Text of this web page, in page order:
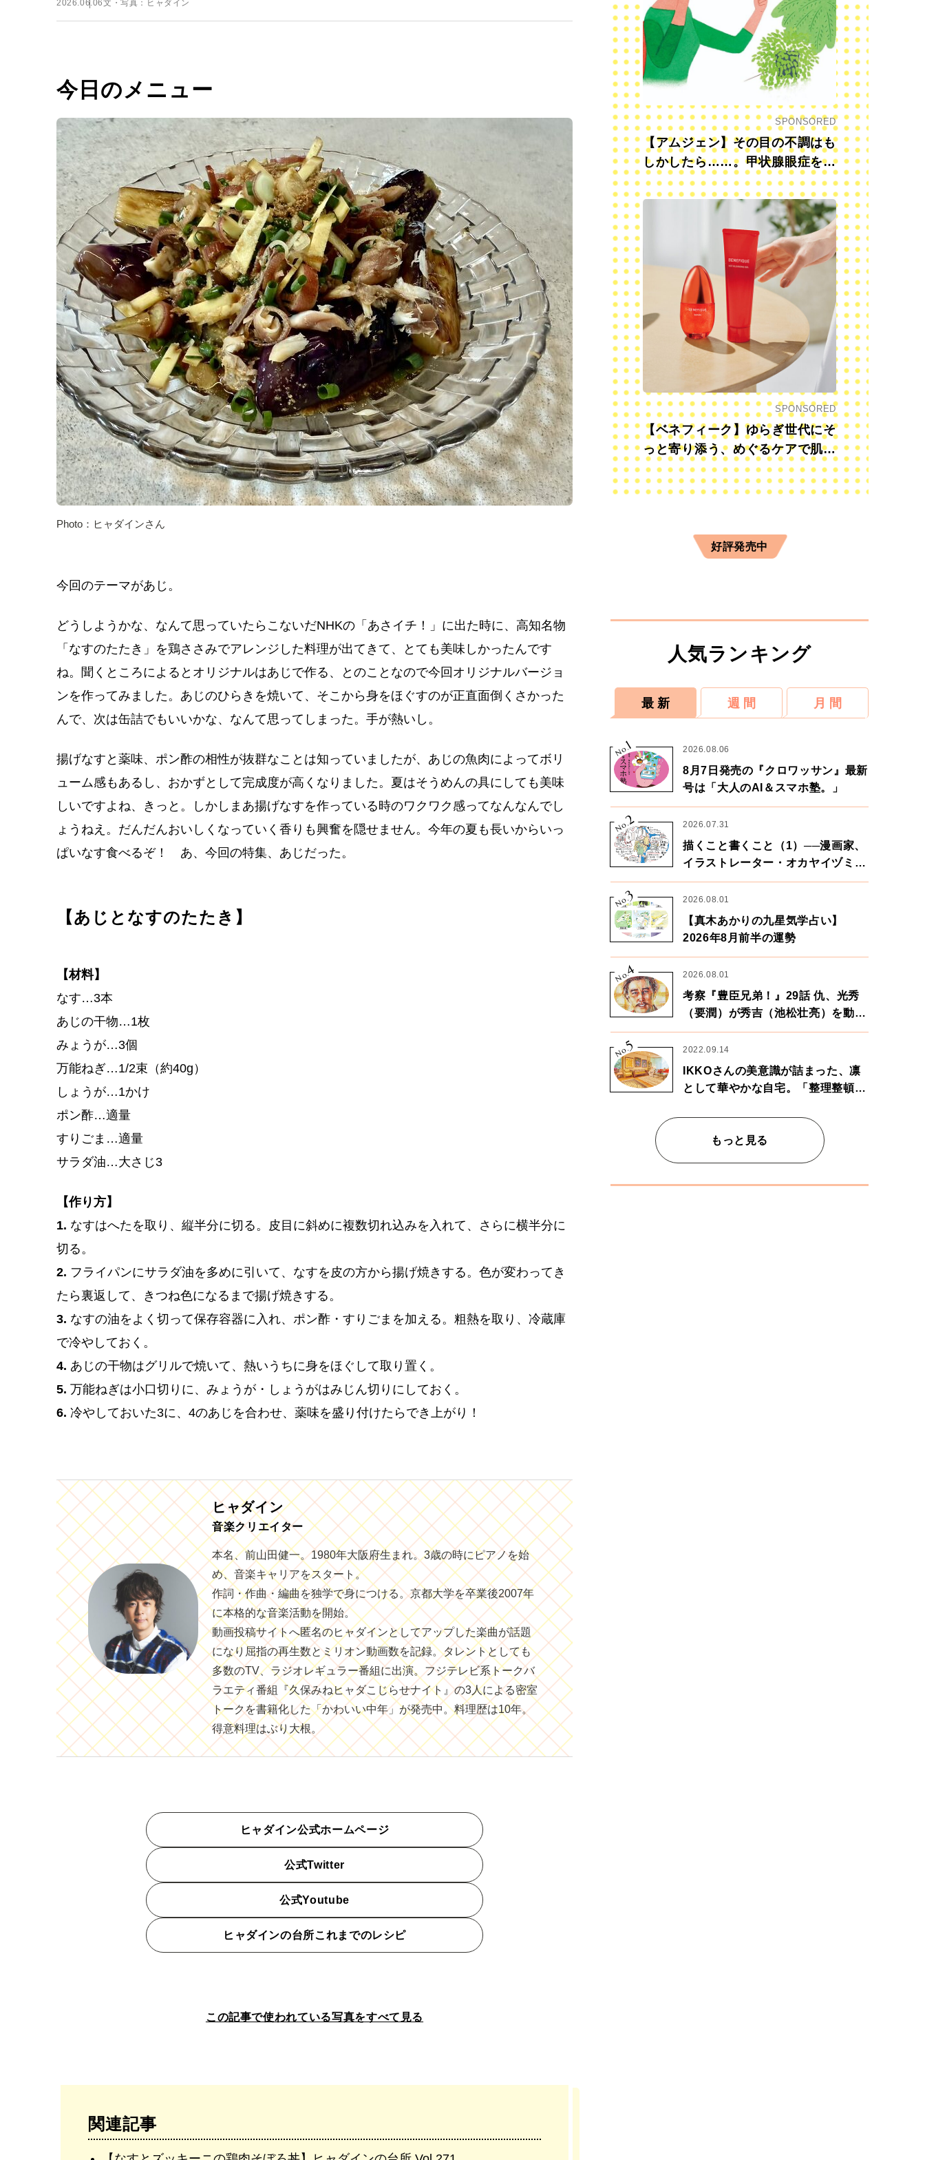
2026.06.06文・写真：ヒャダイン
今日のメニュー
Photo：ヒャダインさん
今回のテーマがあじ。
どうしようかな、なんて思っていたらこないだNHKの「あさイチ！」に出た時に、高知名物
「なすのたたき」を鶏ささみでアレンジした料理が出てきて、とても美味しかったんです
ね。聞くところによるとオリジナルはあじで作る、とのことなので今回オリジナルバージョ
ンを作ってみました。あじのひらきを焼いて、そこから身をほぐすのが正直面倒くさかった
んで、次は缶詰でもいいかな、なんて思ってしまった。手が熱いし。
揚げなすと薬味、ポン酢の相性が抜群なことは知っていましたが、あじの魚肉によってボリ
ューム感もあるし、おかずとして完成度が高くなりました。夏はそうめんの具にしても美味
しいですよね、きっと。しかしまあ揚げなすを作っている時のワクワク感ってなんなんでし
ょうねえ。だんだんおいしくなっていく香りも興奮を隠せません。今年の夏も長いからいっ
ぱいなす食べるぞ！ あ、今回の特集、あじだった。
【あじとなすのたたき】
【材料】
なす…3本
あじの干物…1枚
みょうが…3個
万能ねぎ…1/2束（約40g）
しょうが…1かけ
ポン酢…適量
すりごま…適量
サラダ油…大さじ3
【作り方】
1. なすはへたを取り、縦半分に切る。皮目に斜めに複数切れ込みを入れて、さらに横半分に
切る。
2. フライパンにサラダ油を多めに引いて、なすを皮の方から揚げ焼きする。色が変わってき
たら裏返して、きつね色になるまで揚げ焼きする。
3. なすの油をよく切って保存容器に入れ、ポン酢・すりごまを加える。粗熱を取り、冷蔵庫
で冷やしておく。
4. あじの干物はグリルで焼いて、熱いうちに身をほぐして取り置く。
5. 万能ねぎは小口切りに、みょうが・しょうがはみじん切りにしておく。
6. 冷やしておいた3に、4のあじを合わせ、薬味を盛り付けたらでき上がり！
ヒャダイン
音楽クリエイター
本名、前山田健一。1980年大阪府生まれ。3歳の時にピアノを始
め、音楽キャリアをスタート。
作詞・作曲・編曲を独学で身につける。京都大学を卒業後2007年
に本格的な音楽活動を開始。
動画投稿サイトへ匿名のヒャダインとしてアップした楽曲が話題
になり屈指の再生数とミリオン動画数を記録。タレントとしても
多数のTV、ラジオレギュラー番組に出演。フジテレビ系トークバ
ラエティ番組『久保みねヒャダこじらせナイト』の3人による密室
トークを書籍化した「かわいい中年」が発売中。料理歴は10年。
得意料理はぶり大根。
ヒャダイン公式ホームページ
公式Twitter
公式Youtube
ヒャダインの台所これまでのレシピ
この記事で使われている写真をすべて見る
関連記事
SPONSORED
【アムジェン】その目の不調はも
しかしたら……。甲状腺眼症を知
っていますか？
SPONSORED
【ベネフィーク】ゆらぎ世代にそ
っと寄り添う、めぐるケアで肌も
心も前向きに
好評発売中
人気ランキング
最 新 週 間 月 間
No.
1 2026.08.06
8月7日発売の『クロワッサン』最新
号は「大人のAI＆スマホ塾。」
No.2 2026.07.31
描くこと書くこと（1）──漫画家、
イラストレーター・オカヤイヅミさ
ん×漫画家・鶴谷香央理さん
No.
3 2026.08.01
【真木あかりの九星気学占い】
2026年8月前半の運勢
No.
4 2026.08.01
考察『豊臣兄弟！』29話 仇、光秀
（要潤）が秀吉（池松壮亮）を動か
す。天下に向けた兄弟の分岐点。
No.
5 2022.09.14
IKKOさんの美意識が詰まった、凛
として華やかな自宅。「整理整頓は
もっと見る